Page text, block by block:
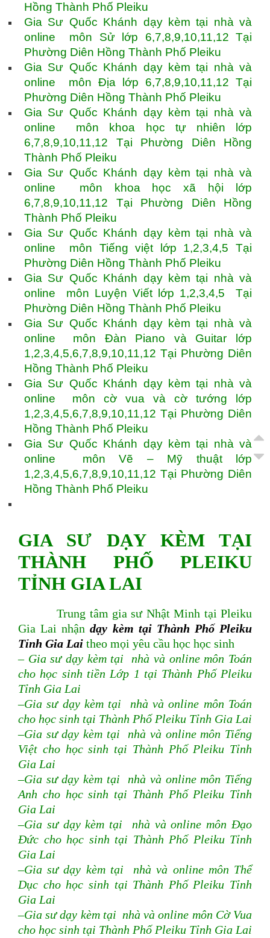
Hồng Thành Phố Pleiku
Gia Sư Quốc Khánh dạy kèm tại nhà và
online môn Sử lớp 6,7,8,9,10,11,12 Tại
Phường Diên Hồng Thành Phố Pleiku
Gia Sư Quốc Khánh dạy kèm tại nhà và
online môn Địa lớp 6,7,8,9,10,11,12 Tại
Phường Diên Hồng Thành Phố Pleiku
Gia Sư Quốc Khánh dạy kèm tại nhà và
online môn khoa học tự nhiên lớp
6,7,8,9,10,11,12 Tại Phường Diên Hồng
Thành Phố Pleiku
Gia Sư Quốc Khánh dạy kèm tại nhà và
online môn khoa học xã hội lớp
6,7,8,9,10,11,12 Tại Phường Diên Hồng
Thành Phố Pleiku
Gia Sư Quốc Khánh dạy kèm tại nhà và
online môn Tiếng việt lớp 1,2,3,4,5 Tại
Phường Diên Hồng Thành Phố Pleiku
Gia Sư Quốc Khánh dạy kèm tại nhà và
online môn Luyện Viết lớp 1,2,3,4,5 Tại
Phường Diên Hồng Thành Phố Pleiku
Gia Sư Quốc Khánh dạy kèm tại nhà và
online môn Đàn Piano và Guitar lớp
1,2,3,4,5,6,7,8,9,10,11,12 Tại Phường Diên
Hồng Thành Phố Pleiku
Gia Sư Quốc Khánh dạy kèm tại nhà và
online môn cờ vua và cờ tướng lớp
1,2,3,4,5,6,7,8,9,10,11,12 Tại Phường Diên
Hồng Thành Phố Pleiku
Gia Sư Quốc Khánh dạy kèm tại nhà và
online môn Vẽ – Mỹ thuật lớp
1,2,3,4,5,6,7,8,9,10,11,12 Tại Phường Diên
Hồng Thành Phố Pleiku
GIA SƯ DẠY KÈM TẠI
THÀNH PHỐ PLEIKU
TỈNH GIA LAI
Trung tâm gia sư Nhật Minh tại Pleiku
Gia Lai nhậndạy kèm tại Thành Phố Pleiku
Tỉnh Gia Lai theo mọi yêu cầu học học sinh
– Gia sư dạy kèm tại nhà và online môn Toán
cho học sinh tiền Lớp 1 tại Thành Phố Pleiku
Tỉnh Gia Lai
–Gia sư dạy kèm tại nhà và online môn Toán
cho học sinh tại Thành Phố Pleiku Tỉnh Gia Lai
–Gia sư dạy kèm tại nhà và online môn Tiếng
Việt cho học sinh tại Thành Phố Pleiku Tỉnh
Gia Lai
–Gia sư dạy kèm tại nhà và online môn Tiếng
Anh cho học sinh tại Thành Phố Pleiku Tỉnh
Gia Lai
–Gia sư dạy kèm tại nhà và online môn Đạo
Đức cho học sinh tại Thành Phố Pleiku Tỉnh
Gia Lai
–Gia sư dạy kèm tại nhà và online môn Thể
Dục cho học sinh tại Thành Phố Pleiku Tỉnh
Gia Lai
–Gia sư dạy kèm tại nhà và online môn Cờ Vua
cho học sinh tại Thành Phố Pleiku Tỉnh Gia Lai